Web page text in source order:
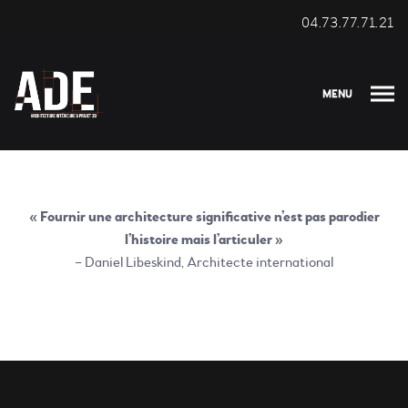
04.73.77.71.21
MENU
« Fournir une architecture significative n’est pas parodier
l’histoire mais l’articuler »
– Daniel Libeskind, Architecte international